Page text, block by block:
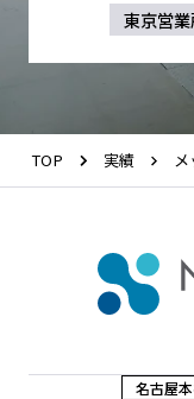
東京営
TOP 実績 メ
名古屋